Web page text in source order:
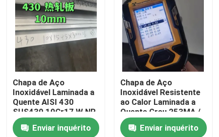
Para casa
Produtos
Chapa de Aço
Inoxidável Laminada a
Quente AISI 430
SUS430 10Cr17 W.NR
1.4016 Superfície
NO.1 10*1500*6000
Enviar inquérito
Chapa de Aço
Inoxidável Resistente
ao Calor Laminada a
Quente Grau 253MA /
S30815 com
Superfície Decapada
Enviar inquérito